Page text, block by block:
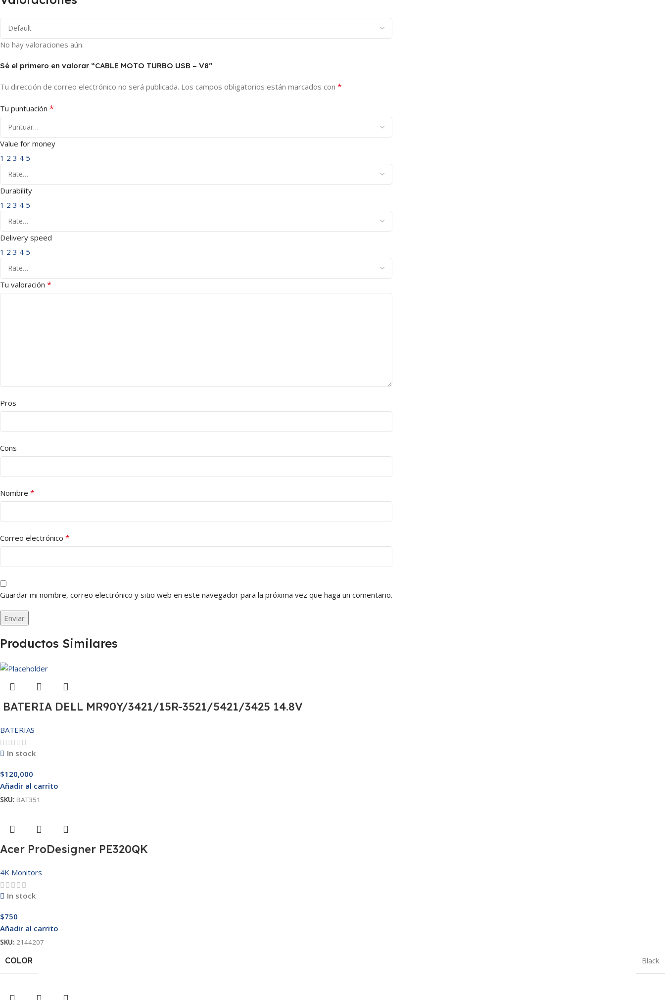
No hay valoraciones aún.
Sé el primero en valorar “CABLE MOTO TURBO USB – V8”
Tu dirección de correo electrónico no será publicada. Los campos obligatorios están marcados con *
Tu puntuación *
Value for money
1 2 3 4 5
Durability
1 2 3 4 5
Delivery speed
1 2 3 4 5
Tu valoración *
Pros
Cons
Nombre *
Correo electrónico *
Guardar mi nombre, correo electrónico y sitio web en este navegador para la próxima vez que haga un comentario.
Productos Similares
BATERIA DELL MR90Y/3421/15R-3521/5421/3425 14.8V
BATERIAS
In stock
$120,000
Añadir al carrito
SKU: BAT351
Acer ProDesigner PE320QK
4K Monitors
In stock
$750
Añadir al carrito
SKU: 2144207
COLOR Black